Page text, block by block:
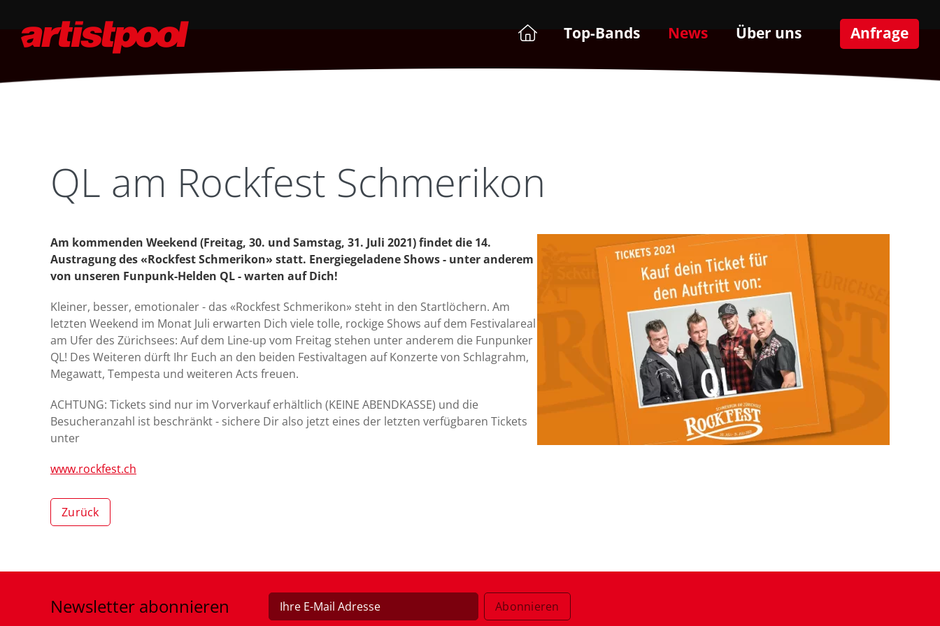
Top-Bands News Über uns Anfrage
QL am Rockfest Schmerikon
Am kommenden Weekend (Freitag, 30. und Samstag, 31. Juli 2021) findet die 14.
Austragung des «Rockfest Schmerikon» statt. Energiegeladene Shows - unter anderem
von unseren Funpunk-Helden QL - warten auf Dich!
Kleiner, besser, emotionaler - das «Rockfest Schmerikon» steht in den Startlöchern. Am
letzten Weekend im Monat Juli erwarten Dich viele tolle, rockige Shows auf dem Festivalareal
am Ufer des Zürichsees: Auf dem Line-up vom Freitag stehen unter anderem die Funpunker
QL! Des Weiteren dürft Ihr Euch an den beiden Festivaltagen auf Konzerte von Schlagrahm,
Megawatt, Tempesta und weiteren Acts freuen.
ACHTUNG: Tickets sind nur im Vorverkauf erhältlich (KEINE ABENDKASSE) und die
Besucheranzahl ist beschränkt - sichere Dir also jetzt eines der letzten verfügbaren Tickets
unter
www.rockfest.ch
Zurück
Newsletter abonnieren